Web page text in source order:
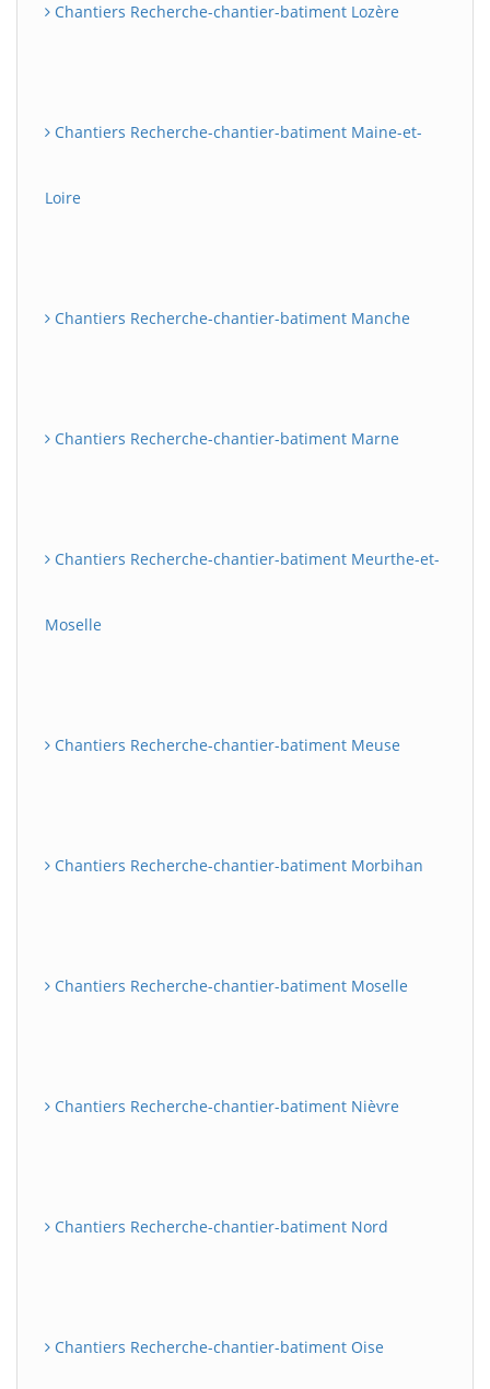
Chantiers Recherche-chantier-batiment Lozère
Chantiers Recherche-chantier-batiment Maine-et-
Loire
Chantiers Recherche-chantier-batiment Manche
Chantiers Recherche-chantier-batiment Marne
Chantiers Recherche-chantier-batiment Meurthe-et-
Moselle
Chantiers Recherche-chantier-batiment Meuse
Chantiers Recherche-chantier-batiment Morbihan
Chantiers Recherche-chantier-batiment Moselle
Chantiers Recherche-chantier-batiment Nièvre
Chantiers Recherche-chantier-batiment Nord
Chantiers Recherche-chantier-batiment Oise